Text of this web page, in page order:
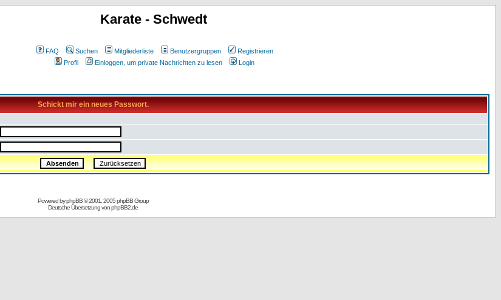
Karate - Schwedt
FAQ Suchen Mitgliederliste Benutzergruppen
Registrieren
Profil
Einloggen, um private Nachrichten zu lesen Login
Schickt mir ein neues Passwort.
Powered byphpBB© 2001, 2005 phpBB Group
Deutsche Übersetzung vonphpBB2.de